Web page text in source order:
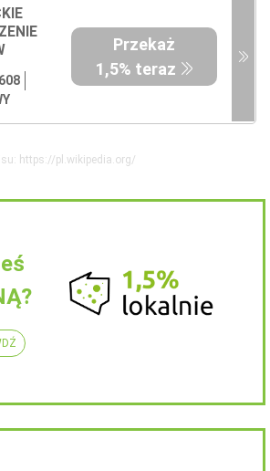
Przekaż
1,5% teraz
https://pl.wikipedia.org/